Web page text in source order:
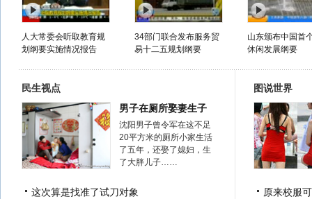
人大常委会听取教育规
划纲要实施情况报告
34部门联合发布服务贸
易十二五规划纲要
山东颁布中国首
休闲发展纲要
民生视点
男子在厕所娶妻生子
沈阳男子曾令军在这不足
20平方米的厕所小家生活
了五年，还娶了媳妇，生
了大胖儿子……
这次算是找准了试刀对象
图说世界
原来校服